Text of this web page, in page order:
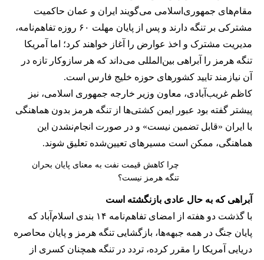
مقام‌های جمهوری‌اسلامی می‌گویند ایران و عمان حاکمیت
مشترکی بر تنگه دارند و پس از پایان مهلت ۶۰ روزه تفاهم‌نامه،
مدیریت مشترک و اخذ عوارض را آغاز خواهند کرد؛ اما آمریکا
تنگه هرمز را آبراهی بین‌المللی می‌داند که هر سازوکار تازه در
آن نیازمند تایید کشورهای حوزه خلیج فارس است.
کاظم غریب‌آبادی، معاون وزیر خارجه جمهوری اسلامی، نیز
پیشتر گفته بود عبور ایمن کشتی‌ها از تنگه هرمز بدون هماهنگی
با ایران «قابل تضمین نیست» و در صورت انجام‌نشدن این
هماهنگی، ممکن است مسیرهای تعیین‌شده تعلیق شوند.
چرا کاهش قیمت نفت به معنای پایان بحران
تنگه هرمز نیست؟
آبراهی که به حال عادی بازنگشته است
با گذشت دو هفته از امضای تفاهم‌نامه ۱۴ بندی اسلام‌آباد که
پایان جنگ در همه جبهه‌ها، بازگشایی تنگه هرمز و پایان محاصره
دریایی آمریکا را مقرر کرده، تردد در تنگه همچنان کسری از